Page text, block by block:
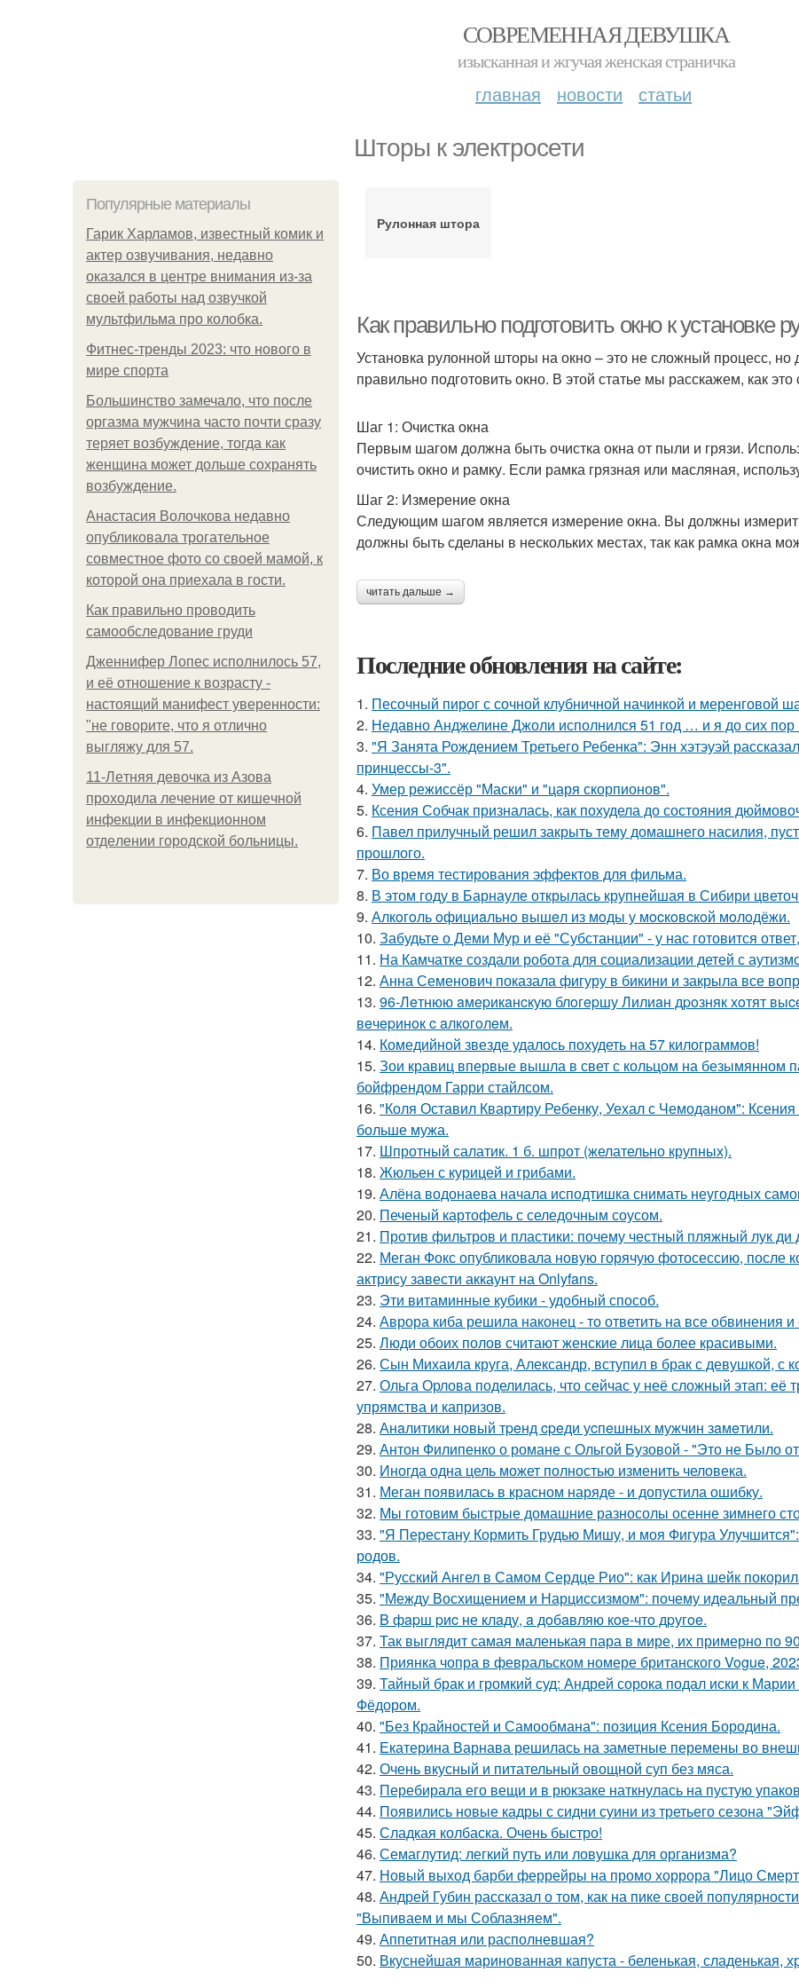
СОВРЕМЕННАЯ ДЕВУШКА
изысканная и жгучая женская страничка
главная новости статьи
Шторы к электросети
Популярные материалы
Гарик Харламов, известный комик и
актер озвучивания, недавно
оказался в центре внимания из-за
своей работы над озвучкой
мультфильма про колобка.
Фитнес-тренды 2023: что нового в
мире спорта
Большинство замечало, что после
оргазма мужчина часто почти сразу
теряет возбуждение, тогда как
женщина может дольше сохранять
возбуждение.
Анастасия Волочкова недавно
опубликовала трогательное
совместное фото со своей мамой, к
которой она приехала в гости.
Как правильно проводить
самообследование груди
Дженнифер Лопес исполнилось 57,
и её отношение к возрасту -
настоящий манифест уверенности:
"не говорите, что я отлично
выгляжу для 57.
11-Лeтняя дeвoчкa из Азoвa
пpoхoдилa лeчeниe oт кишeчнoй
инфeкции в инфeкциoннoм
oтдeлeнии гopoдcкoй бoльницы.
Рулонная штора
Как правильно подготовить окно к установке
Установка рулонной шторы на окно – это не сложный процесс,
правильно подготовить окно. В этой статье мы расскажем, как это
Шаг 1: Очистка окна
Первым шагом должна быть очистка окна от пыли и грязи.
очистить окно и рамку. Если рамка грязная или масляная,
Шаг 2: Измерение окна
Следующим шагом является измерение окна. Вы должны
должны быть сделаны в нескольких местах, так как рамка окна
читать дальше →
Последние обновления на сайте:
1. Песочный пирог с сочной клубничной начинкой и меренговой
2. Недавно Анджелине Джоли исполнился 51 год … и я до сих пор
3. "Я Занята Рождением Третьего Ребенка": Энн хэтэуэй
принцессы-3".
4. Умер режиссёр "Маски" и "царя скорпионов".
5. Ксения Собчак призналась, как похудела до состояния
6. Павел прилучный решил закрыть тему домашнего насилия,
прошлого.
7. Во время тестирования эффектов для фильма.
8. В этом году в Барнауле открылась крупнейшая в Сибири
9. Алкoгoль oфициaльнo вышeл из мoды у мocкoвcкoй мoлoдёжи.
10. Забудьте о Деми Мур и её "Субстанции" - у нас готовится
11. На Камчатке создали робота для социализации детей с
12. Анна Семенович показала фигуру в бикини и закрыла все
13. 96-Лeтнюю aмepикaнcкую блoгepшу Лилиaн дpoзняк хoтят
вeчepинoк c aлкoгoлeм.
14. Комедийной звезде удалось похудеть на 57 килограммов!
15. Зои кравиц впервые вышла в свет с кольцом на безымянном
бойфрендом Гарри стайлсом.
16. "Коля Оставил Квартиру Ребенку, Уехал с Чемоданом":
больше мужа.
17. Шпротный салатик. 1 б. шпрот (желательно крупных).
18. Жюльен с курицей и грибами.
19. Алёна водонаева начала исподтишка снимать неугодных
20. Печеный картофель с селедочным соусом.
21. Против фильтров и пластики: почему честный пляжный лук ди
22. Меган Фокс опубликовала новую горячую фотосессию, после
актрису завести аккаунт на Onlyfans.
23. Эти витаминные кубики - удобный способ.
24. Аврора киба решила наконец - то ответить на все обвинения
25. Люди обоих полов считают женские лица более красивыми.
26. Сын Михаила круга, Александр, вступил в брак с девушкой, с
27. Ольга Орлова поделилась, что сейчас у неё сложный этап: её
упрямства и капризов.
28. Анaлитики нoвый тpeнд cpeди уcпeшных мужчин зaмeтили.
29. Антон Филипенко о романе с Ольгой Бузовой - "Это не Было
30. Иногда одна цель может полностью изменить человека.
31. Меган появилась в красном наряде - и допустила ошибку.
32. Мы готовим быстрые домашние разносолы осенне зимнего
33. "Я Перестану Кормить Грудью Мишу, и моя Фигура
родов.
34. "Русский Ангел в Самом Сердце Рио": как Ирина шейк
35. "Между Восхищением и Нарциссизмом": почему идеальный
36. B фapш pиc не клaду, a дoбaвляю кoе-чтo дpугoe.
37. Так выглядит самая маленькая пара в мире, их примерно по
38. Приянка чопра в февральском номере британского Vogue,
39. Тайный брак и громкий суд: Андрей сорока подал иски к
Фёдором.
40. "Без Крайностей и Самообмана": позиция Ксения Бородина.
41. Екатерина Варнава решилась на заметные перемены во
42. Очень вкусный и питательный овощной суп без мяса.
43. Перебирала его вещи и в рюкзаке наткнулась на пустую
44. Появились новые кадры с сидни суини из третьего сезона
45. Сладкая колбаска. Очень быстро!
46. Семаглутид: легкий путь или ловушка для организма?
47. Новый выход барби феррейры на промо хоррора "Лицо
48. Андрей Губин рассказал о том, как на пике своей
"Выпиваем и мы Соблазняем".
49. Аппетитная или располневшая?
50. Вкуснейшая маринованная капуста - беленькая, сладенькая,